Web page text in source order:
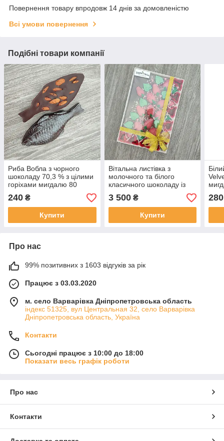
Повернення товару впродовж 14 днів за домовленістю
Всі умови повернення
Подібні товари компанії
Риба Вобла з чорного
шоколаду 70,3 % з цілими
горіхами мигдалю 80
грамів крафтове
виробництво
240 ₴
Купити
Вітальна листівка з
молочного та білого
класичного шоколаду із
додаванням горіхів кокосу
малини повітряним рисом
і бананів 1150 г
3 500₴
Купити
280
Про нас
99% позитивних з 1603 відгуків за рік
Працює з 03.03.2020
м. село Варварівка Дніпропетровська область
індекс 51325, вул Центральная 32, село Варварівка
Дніпропетровська область, Україна
Контакти
Сьогодні працює з 10:00 до 18:00
Показати весь графік роботи
Про нас
Контакти